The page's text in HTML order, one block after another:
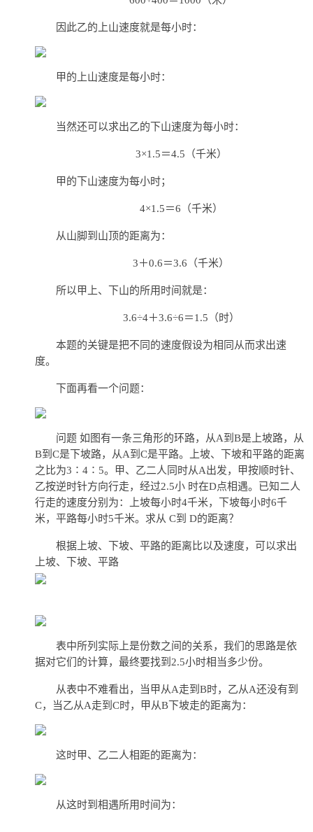
因此乙的上山速度就是每小时：
甲的上山速度是每小时：
当然还可以求出乙的下山速度为每小时：
3×1.5＝4.5（千米）
甲的下山速度为每小时；
4×1.5＝6（千米）
从山脚到山顶的距离为：
3＋0.6＝3.6（千米）
所以甲上、下山的所用时间就是：
3.6÷4＋3.6÷6＝1.5（时）
本题的关键是把不同的速度假设为相同从而求出速
度。
下面再看一个问题：
问题 如图有一条三角形的环路，从A到B是上坡路，从
B到C是下坡路，从A到C是平路。上坡、下坡和平路的距离
之比为3∶4∶5。甲、乙二人同时从A出发，甲按顺时针、
乙按逆时针方向行走，经过2.5小 时在D点相遇。已知二人
行走的速度分别为：上坡每小时4千米，下坡每小时6千
米，平路每小时5千米。求从 C到 D的距离？
根据上坡、下坡、平路的距离比以及速度，可以求出
上坡、下坡、平路
表中所列实际上是份数之间的关系，我们的思路是依
据对它们的计算，最终要找到2.5小时相当多少份。
从表中不难看出，当甲从A走到B时，乙从A还没有到
C，当乙从A走到C时，甲从B下坡走的距离为：
这时甲、乙二人相距的距离为：
从这时到相遇所用时间为：